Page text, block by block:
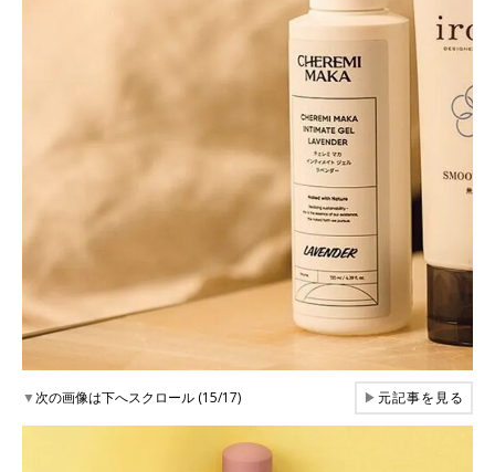
▼次の画像は下へスクロール (15/17) ▶元記事を見る